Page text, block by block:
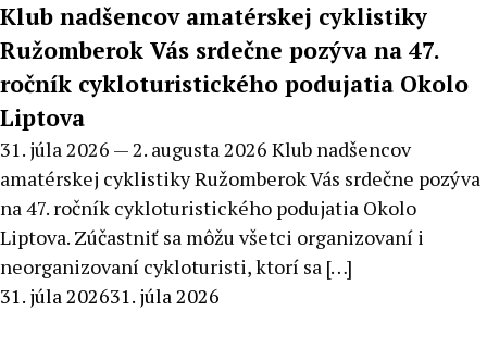
Klub nadšencov amatérskej cyklistiky
Ružomberok Vás srdečne pozýva na 47.
ročník cykloturistického podujatia Okolo
Liptova
31. júla 2026 — 2. augusta 2026 Klub nadšencov
amatérskej cyklistiky Ružomberok Vás srdečne pozýva
na 47. ročník cykloturistického podujatia Okolo
Liptova. Zúčastniť sa môžu všetci organizovaní i
neorganizovaní cykloturisti, ktorí sa […]
By
31. júla 202631. júla 2026